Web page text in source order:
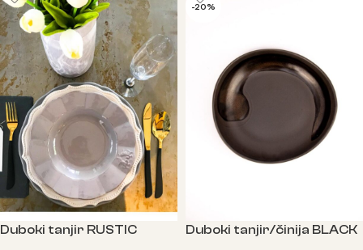
Duboki tanjir RUSTIC
-20%
Duboki tanjir/činija BLACK